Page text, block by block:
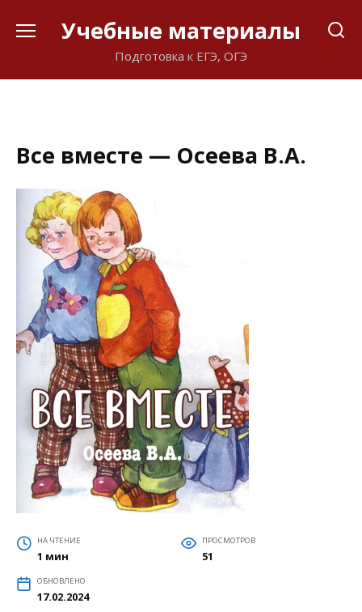
Учебные материалы
Подготовка к ЕГЭ, ОГЭ
Все вместе — Осеева В.А.
НА ЧТЕНИЕ
1 мин
ПРОСМОТРОВ
51
ОБНОВЛЕНО
17.02.2024